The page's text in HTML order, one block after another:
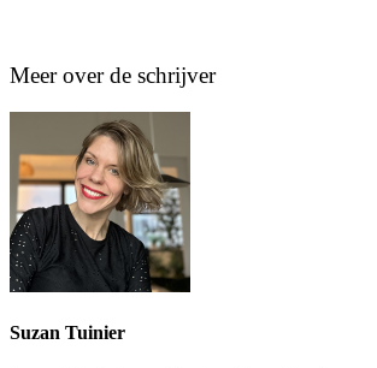
Meer over de schrijver
Suzan Tuinier